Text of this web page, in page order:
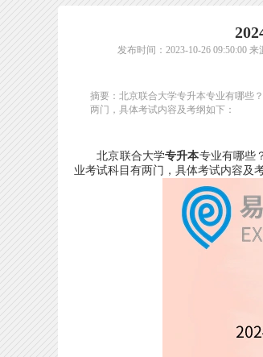
发布时间：2023-10-26 09:50:00 来
摘要：北京联合大学专升本专业有哪些
两门，具体考试内容及考纲如下：
北京联合大学专升本专业有哪些
业考试科目有两门，具体考试内容及